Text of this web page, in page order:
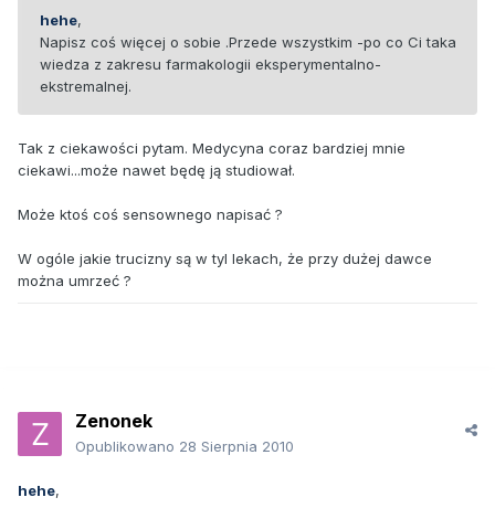
hehe,
Napisz coś więcej o sobie .Przede wszystkim -po co Ci taka
wiedza z zakresu farmakologii eksperymentalno-
ekstremalnej.
Tak z ciekawości pytam. Medycyna coraz bardziej mnie
ciekawi...może nawet będę ją studiował.
Może ktoś coś sensownego napisać ?
W ogóle jakie trucizny są w tyl lekach, że przy dużej dawce
można umrzeć ?
Zenonek
Opublikowano 28 Sierpnia 2010
hehe,